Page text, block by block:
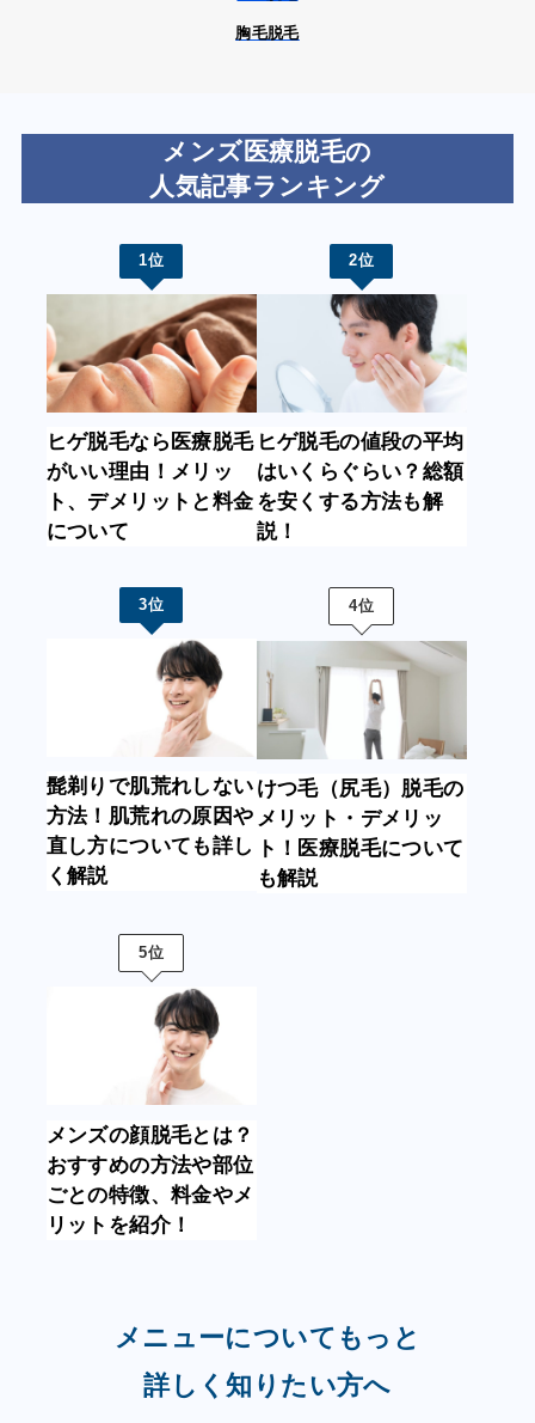
胸毛脱毛
メンズ医療脱毛の
人気記事ランキング
1位
ヒゲ脱毛なら医療脱毛
がいい理由！メリッ
ト、デメリットと料金
について
2位
ヒゲ脱毛の値段の平均
はいくらぐらい？総額
を安くする方法も解
説！
3位
髭剃りで肌荒れしない
方法！肌荒れの原因や
直し方についても詳し
く解説
4位
けつ毛（尻毛）脱毛の
メリット・デメリッ
ト！医療脱毛について
も解説
5位
メンズの顔脱毛とは？
おすすめの方法や部位
ごとの特徴、料金やメ
リットを紹介！
メニューについてもっと
詳しく知りたい方へ